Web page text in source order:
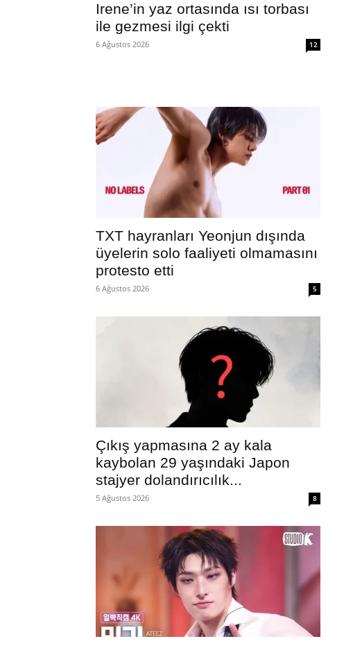
Irene’in yaz ortasında ısı torbası
ile gezmesi ilgi çekti
6 Ağustos 2026 12
TXT hayranları Yeonjun dışında
üyelerin solo faaliyeti olmamasını
protesto etti
6 Ağustos 2026 5
Çıkış yapmasına 2 ay kala
kaybolan 29 yaşındaki Japon
stajyer dolandırıcılık...
5 Ağustos 2026 8